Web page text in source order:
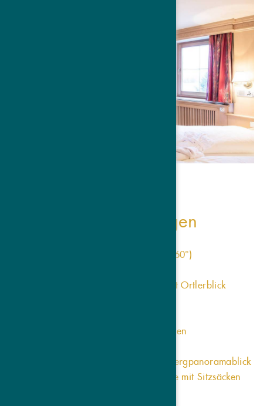
Inklusivleistungen
wohl duftende Zirben-Bio-Sauna (60°)
großzügige Fichtensauna (90°) mit Ortlerblick
Edler Spa-Ruheraum mit Relaxbetten
Heller Ruheraum mit herrlichem Bergpanoramablick
Stilvolle Panorama Sonnenterrasse mit Sitzsäcken